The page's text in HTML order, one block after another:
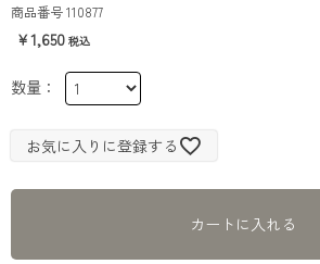
商品番号110877
1,650
お気に入りに登録する
カートに入れる